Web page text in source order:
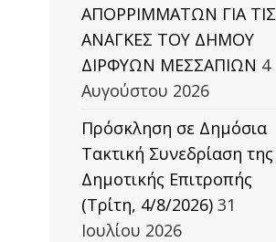
ΑΠΟΡΡΙΜΜΑΤΩΝ ΓΙΑ ΤΙΣ
ΑΝΑΓΚΕΣ ΤΟΥ ΔΗΜΟΥ
ΔΙΡΦΥΩΝ ΜΕΣΣΑΠΙΩΝ 4
Αυγούστου 2026
Πρόσκληση σε Δημόσια
Τακτική Συνεδρίαση της
Δημοτικής Επιτροπής
(Τρίτη, 4/8/2026) 31
Ιουλίου 2026